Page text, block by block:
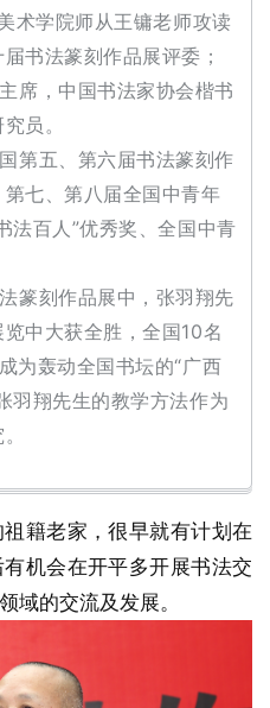
学院师从王镛老师攻读
书法篆刻作品展评委；
席，中国书法家协会楷书
员。
第五、第六届书法篆刻作
七、第八届全国中青年
法百人”优秀奖、全国中青
篆刻作品展中，张羽翔先
中大获全胜，全国10名
为轰动全国书坛的“广西
羽翔先生的教学方法作为
籍老家，很早就有计划在
机会在开平多开展书法交
域的交流及发展。